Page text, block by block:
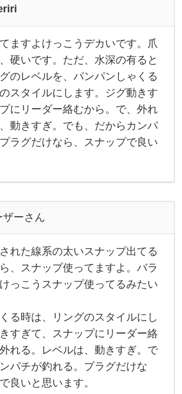
ますよけっこうデカいです。爪
硬いです。ただ、水深の有ると
のレベルを、パンパンしゃくる
スタイルにします。ジグ動きす
にリーダー絡むから。で、外れ
動きすぎ。でも、だからカンパ
ラグだけなら、スナップで良い
ーさん
れた線系の太いスナップ出てる
、スナップ使ってますよ。バラ
っこうスナップ使ってるみたい
る時は、リングのスタイルにし
すぎて、スナップにリーダー絡
れる。レベルは、動きすぎ。で
パチが釣れる。プラグだけな
良いと思います。